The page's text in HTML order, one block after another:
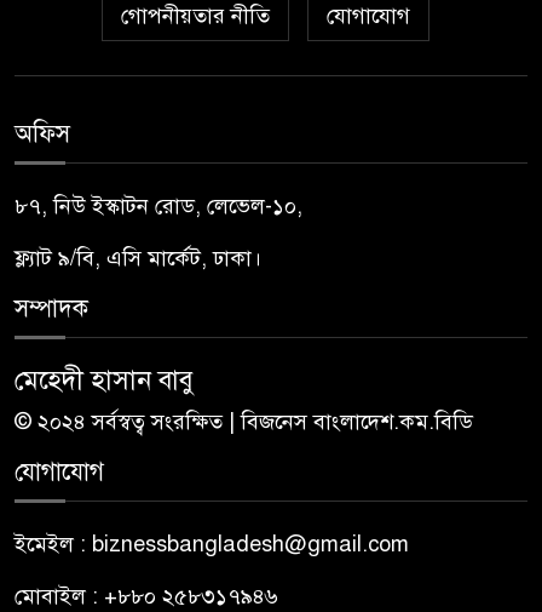
গোপনীয়তার নীতি যোগাযোগ
অফিস
৮৭, নিউ ইস্কাটন রোড, লেভেল-১০,
ফ্ল্যাট ৯/বি, এসি মার্কেট, ঢাকা।
সম্পাদক
মেহেদী হাসান বাবু
© ২০২৪ সর্বস্বত্ব সংরক্ষিত | বিজনেস বাংলাদেশ.কম.বিডি
যোগাযোগ
ইমেইল : biznessbangladesh@gmail.com
মোবাইল : +৮৮০ ২৫৮৩১৭৯৪৬